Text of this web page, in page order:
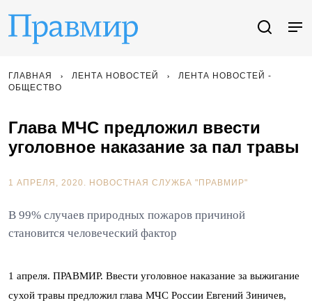
ГЛАВНАЯ ЛЕНТА НОВОСТЕЙ
ЛЕНТА НОВОСТЕЙ -
ОБЩЕСТВО
Глава МЧС предложил ввести
уголовное наказание за пал травы
1 АПРЕЛЯ, 2020. НОВОСТНАЯ СЛУЖБА "ПРАВМИР"
В 99% случаев природных пожаров причиной
становится человеческий фактор
1 апреля. ПРАВМИР. Ввести уголовное наказание за выжигание
сухой травы предложил глава МЧС России Евгений Зиничев,